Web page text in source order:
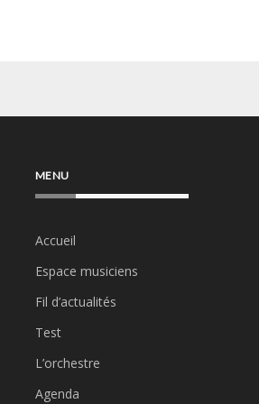
MENU
Accueil
Espace musiciens
Fil d’actualités
Test
L’orchestre
Agenda